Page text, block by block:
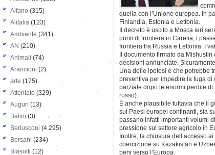
quella con l’Unione europea. In
Finlandia, Estonia e Lettonia.
Il decreto è uscito a Mosca ieri
punti di frontiera in Carelia, i
frontiera fra Russia e Lettonia. I
Il documento firmato da
decisioni annunciate.
Una delle ipotesi è che potrebbe
preventiva per impedire la fuga di
parziale dopo le enormi perdite
russo).
È anche plausibile tuttavia che il
sui Paesi europei confinanti, sia
passano infatti importanti volumi
pressione sul settore agricolo in
Inoltre, la chiusura dell’accesso
coercizione su Kazakistan e
beni verso l’Europa.
Alfano (315)
Alitalia (123)
Ambiente (341)
AN (210)
Animali (74)
Arancioni (2)
arte (175)
Attentato (329)
Auguri (13)
Batini (3)
Berlusconi (4.295)
Bersani (234)
Biasotti (12)